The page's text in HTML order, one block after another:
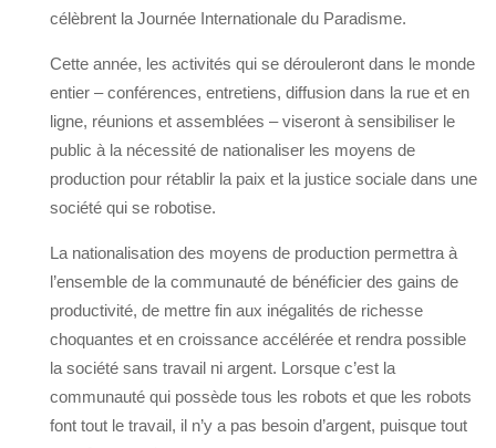
célèbrent la Journée Internationale du Paradisme.
Cette année, les activités qui se dérouleront dans le monde
entier – conférences, entretiens, diffusion dans la rue et en
ligne, réunions et assemblées – viseront à sensibiliser le
public à la nécessité de nationaliser les moyens de
production pour rétablir la paix et la justice sociale dans une
société qui se robotise.
La nationalisation des moyens de production permettra à
l’ensemble de la communauté de bénéficier des gains de
productivité, de mettre fin aux inégalités de richesse
choquantes et en croissance accélérée et rendra possible
la société sans travail ni argent. Lorsque c’est la
communauté qui possède tous les robots et que les robots
font tout le travail, il n’y a pas besoin d’argent, puisque tout